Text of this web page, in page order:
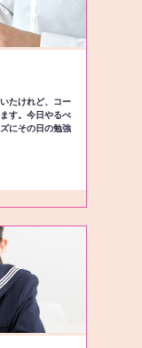
たけれど、コー
す。今日やるべ
にその日の勉強